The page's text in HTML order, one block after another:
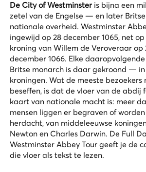
De City of Westminster is bijna een
zetel van de Engelse — en later
nationale overheid. Westminster
ingewijd op 28 december 1065, net
kroning van Willem de Veroveraar op
december 1066. Elke
Britse monarch is daar gekroond —
kroningen. Wat de meeste bezoekers
beseffen, is dat de vloer van de abdij
kaart van nationale macht is: meer
mensen liggen er begraven of
herdacht, van middeleeuwse
Newton en Charles Darwin. De Full
Westminster Abbey Tour geeft je de
die vloer als tekst te lezen.